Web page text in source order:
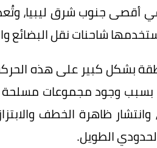
أقصى جنوب شرق ليبيا،
شاحنات نقل البضائع
بشكل كبير على هذه
بسبب وجود مجموعات مسلحة
وانتشار ظاهرة الخطف
الطويل.